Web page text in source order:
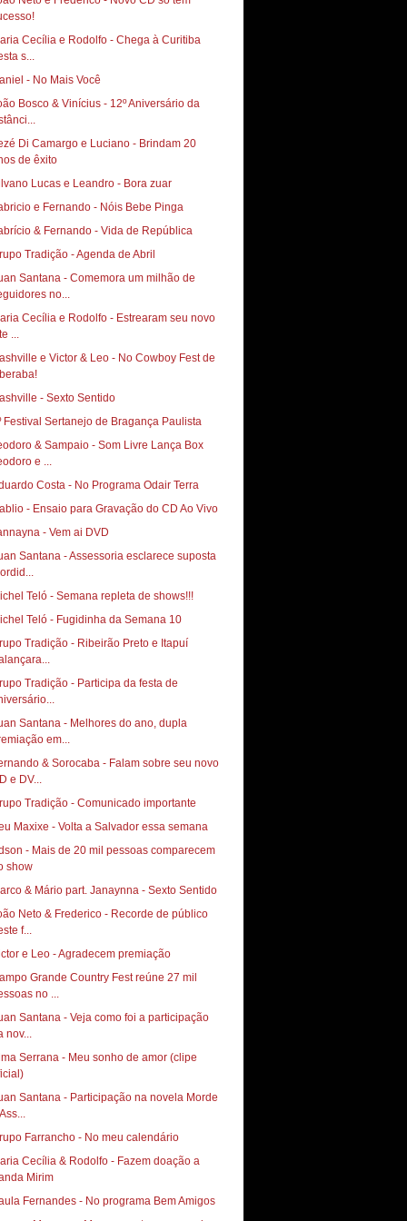
Cecília e Rodolfo - Chega à Curitiba
s...
- No Mais Você
Bosco & Vinícius - 12º Aniversário da
Di Camargo e Luciano - Brindam 20
de êxito
Lucas e Leandro - Bora zuar
e Fernando - Nóis Bebe Pinga
& Fernando - Vida de República
Tradição - Agenda de Abril
Santana - Comemora um milhão de
no...
Cecília e Rodolfo - Estrearam seu novo
...
e Victor & Leo - No Cowboy Fest de
- Sexto Sentido
Festival Sertanejo de Bragança Paulista
& Sampaio - Som Livre Lança Box
e ...
Costa - No Programa Odair Terra
- Ensaio para Gravação do CD Ao Vivo
- Vem ai DVD
Santana - Assessoria esclarece suposta
Teló - Semana repleta de shows!!!
Teló - Fugidinha da Semana 10
Tradição - Ribeirão Preto e Itapuí
Tradição - Participa da festa de
Santana - Melhores do ano, dupla
em...
& Sorocaba - Falam sobre seu novo
e DV...
Tradição - Comunicado importante
Maxixe - Volta a Salvador essa semana
- Mais de 20 mil pessoas comparecem
show
& Mário part. Janaynna - Sexto Sentido
Neto & Frederico - Recorde de público
f...
e Leo - Agradecem premiação
Grande Country Fest reúne 27 mil
no ...
Santana - Veja como foi a participação
nov...
Serrana - Meu sonho de amor (clipe
Santana - Participação na novela Morde
Farrancho - No meu calendário
Cecília & Rodolfo - Fazem doação a
Mirim
Fernandes - No programa Bem Amigos